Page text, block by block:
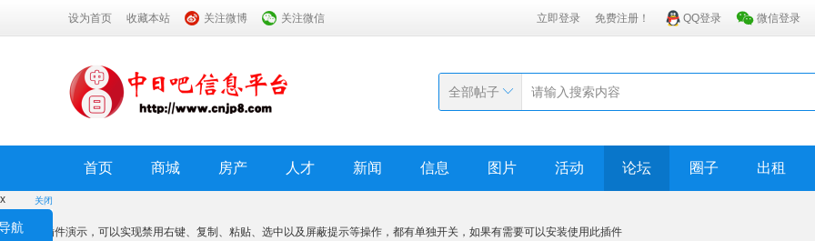
设为首页 收藏本站 关注微博 关注微信 立即登录 免费注册！ QQ登录 微信登录
全部帖子
首页 商城 房产 人才 新闻 信息 图片 活动 论坛 圈子 出租
关闭
航
x
本功能为插件演示，可以实现禁用右键、复制、粘贴、选中以及屏蔽提示等操作，都有单独开关，如果有需要可以安装使用此插件